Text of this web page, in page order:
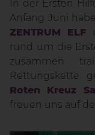
In der Ersten
Anfang Juni
ZENTRUM ELF
rund um die
zusammen
Rettungskette
Roten Kreuz
freuen uns auf